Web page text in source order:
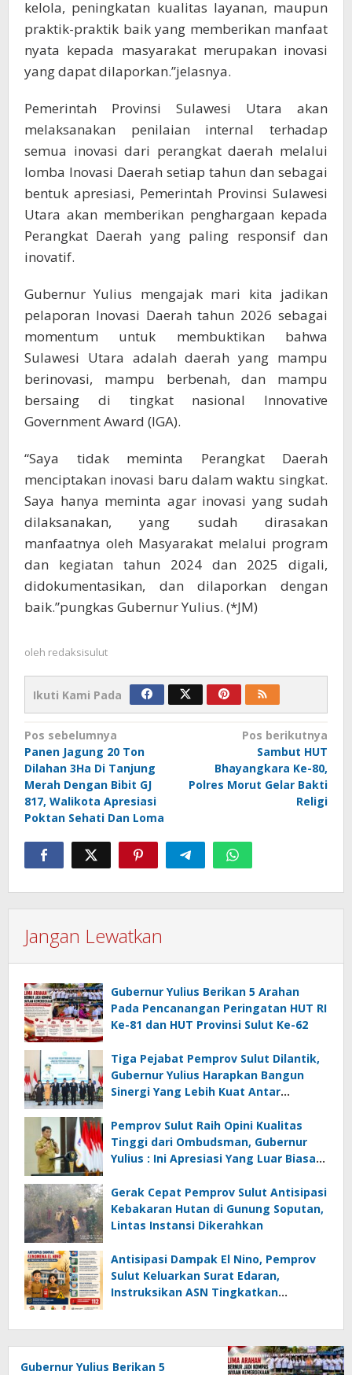
kelola, peningkatan kualitas layanan, maupun
praktik-praktik baik yang memberikan manfaat
nyata kepada masyarakat merupakan inovasi
yang dapat dilaporkan.”jelasnya.
Pemerintah Provinsi Sulawesi Utara akan
melaksanakan penilaian internal terhadap
semua inovasi dari perangkat daerah melalui
lomba Inovasi Daerah setiap tahun dan sebagai
bentuk apresiasi, Pemerintah Provinsi Sulawesi
Utara akan memberikan penghargaan kepada
Perangkat Daerah yang paling responsif dan
inovatif.
Gubernur Yulius mengajak mari kita jadikan
pelaporan Inovasi Daerah tahun 2026 sebagai
momentum untuk membuktikan bahwa
Sulawesi Utara adalah daerah yang mampu
berinovasi, mampu berbenah, dan mampu
bersaing di tingkat nasional Innovative
Government Award (IGA).
“Saya tidak meminta Perangkat Daerah
menciptakan inovasi baru dalam waktu singkat.
Saya hanya meminta agar inovasi yang sudah
dilaksanakan, yang sudah dirasakan
manfaatnya oleh Masyarakat melalui program
dan kegiatan tahun 2024 dan 2025 digali,
didokumentasikan, dan dilaporkan dengan
baik.”pungkas Gubernur Yulius. (*JM)
oleh redaksisulut
Ikuti Kami Pada
Navigasi
pos
Pos sebelumnya
Panen Jagung 20 Ton
Dilahan 3Ha Di Tanjung
Merah Dengan Bibit GJ
817, Walikota Apresiasi
Poktan Sehati Dan Loma
Pos berikutnya
Sambut HUT
Bhayangkara Ke-80,
Polres Morut Gelar Bakti
Religi
Jangan Lewatkan
Gubernur Yulius Berikan 5 Arahan
Pada Pencanangan Peringatan HUT RI
Ke-81 dan HUT Provinsi Sulut Ke-62
Tiga Pejabat Pemprov Sulut Dilantik,
Gubernur Yulius Harapkan Bangun
Sinergi Yang Lebih Kuat Antar
Pemprov Sulut Raih Opini Kualitas
Tinggi dari Ombudsman, Gubernur
Yulius : Ini Apresiasi Yang Luar Biasa,
Gerak Cepat Pemprov Sulut Antisipasi
Kebakaran Hutan di Gunung Soputan,
Lintas Instansi Dikerahkan
Antisipasi Dampak El Nino, Pemprov
Sulut Keluarkan Surat Edaran,
Instruksikan ASN Tingkatkan
Gubernur Yulius Berikan 5